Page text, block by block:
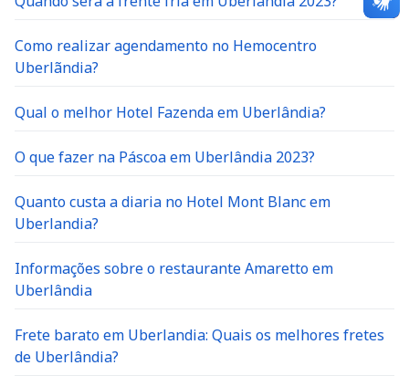
Como realizar agendamento no Hemocentro
Uberlãndia?
Qual o melhor Hotel Fazenda em Uberlândia?
O que fazer na Páscoa em Uberlândia 2023?
Quanto custa a diaria no Hotel Mont Blanc em
Uberlandia?
Informações sobre o restaurante Amaretto em
Uberlândia
Frete barato em Uberlandia: Quais os melhores fretes
de Uberlândia?